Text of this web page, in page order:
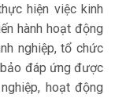
hiện việc kinh
hành hoạt động
nghiệp, tổ chức
đáp ứng được
hoạt động